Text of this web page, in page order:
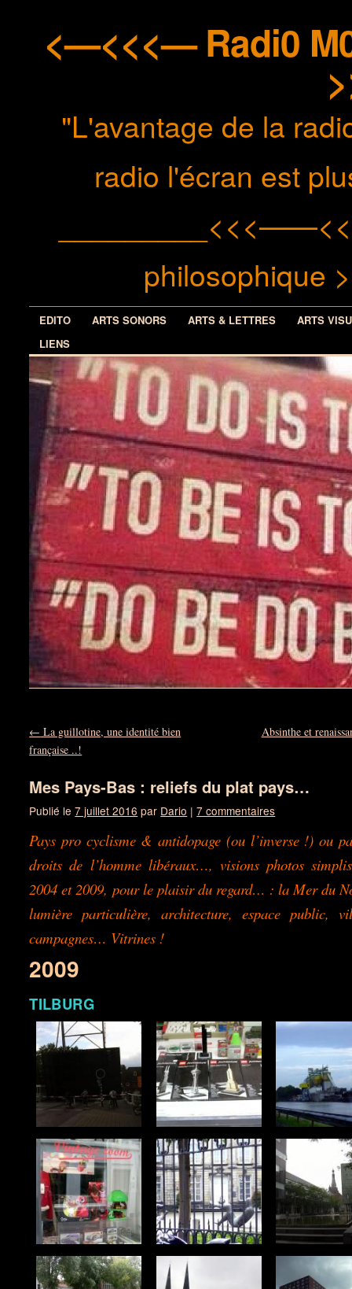
<—<<<— Radi0
"L'avantage de la
radio l'écran est
philosophique
EDITO ARTS SONORS ARTS & LETTRES
ARTS
LIENS
← La guillotine, une identité bien
française ..!
Absinthe et
Mes Pays-Bas : reliefs du plat pays…
Publié le 7 juillet 2016 par Dario | 7 commentaires
Pays pro cyclisme & antidopage (ou l’inverse !) ou
droits de l’homme libéraux…, visions photos
2004 et 2009, pour le plaisir du regard… : la Mer du
lumière particulière, architecture, espace public,
campagnes… Vitrines !
2009
TILBURG